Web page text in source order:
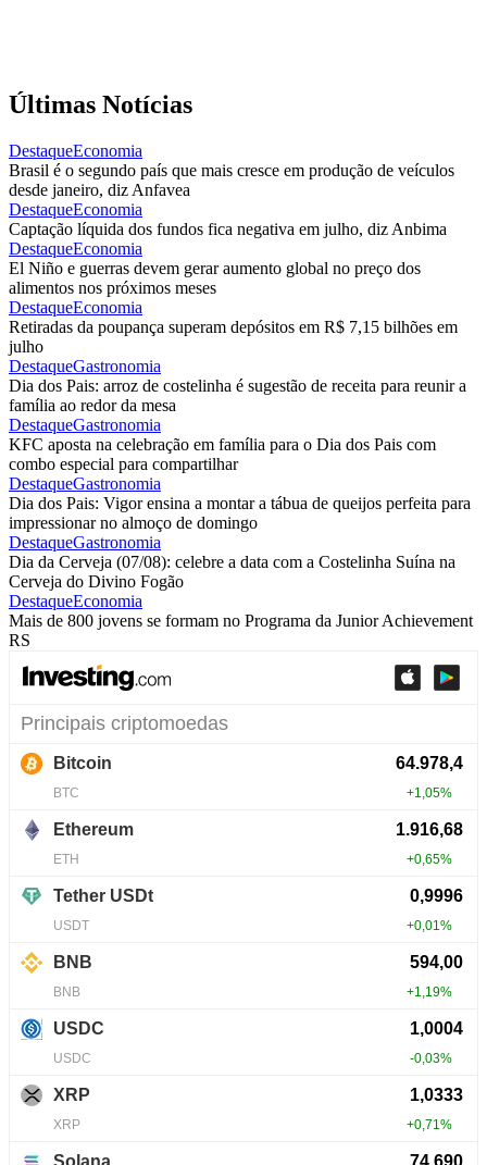
Últimas Notícias
DestaqueEconomia
Brasil é o segundo país que mais cresce em produção de veículos
desde janeiro, diz Anfavea
DestaqueEconomia
Captação líquida dos fundos fica negativa em julho, diz Anbima
DestaqueEconomia
El Niño e guerras devem gerar aumento global no preço dos
alimentos nos próximos meses
DestaqueEconomia
Retiradas da poupança superam depósitos em R$ 7,15 bilhões em
julho
DestaqueGastronomia
Dia dos Pais: arroz de costelinha é sugestão de receita para reunir a
família ao redor da mesa
DestaqueGastronomia
KFC aposta na celebração em família para o Dia dos Pais com
combo especial para compartilhar
DestaqueGastronomia
Dia dos Pais: Vigor ensina a montar a tábua de queijos perfeita para
impressionar no almoço de domingo
DestaqueGastronomia
Dia da Cerveja (07/08): celebre a data com a Costelinha Suína na
Cerveja do Divino Fogão
DestaqueEconomia
Mais de 800 jovens se formam no Programa da Junior Achievement
RS